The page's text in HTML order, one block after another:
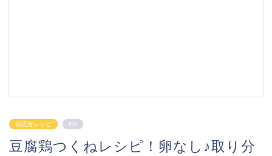
幼児食レシピ PR
豆腐鶏つくねレシピ！卵なし♪取り分